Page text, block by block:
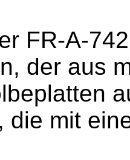
FR-A-
der aus
die mit